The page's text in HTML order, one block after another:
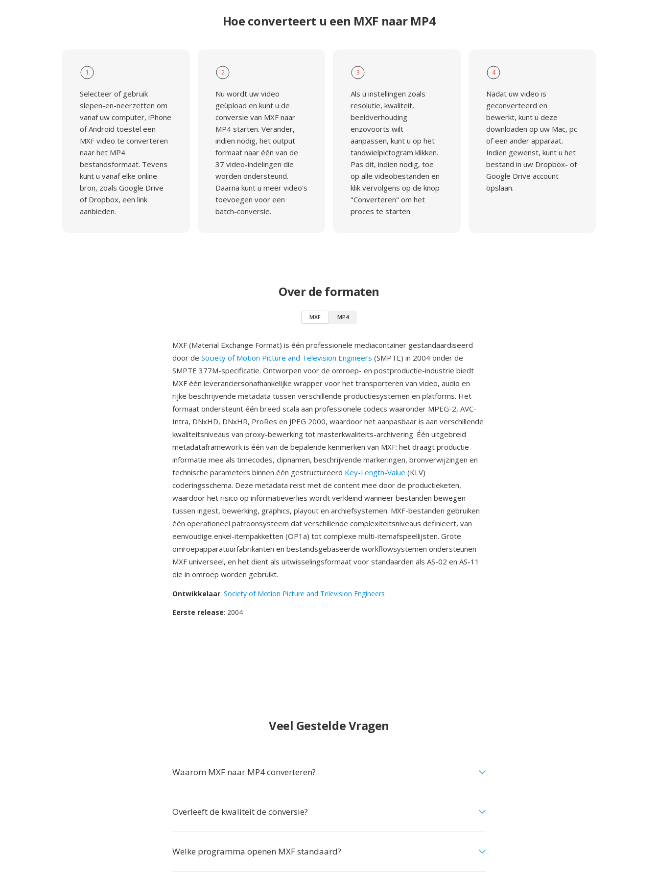
Hoe converteert u een MXF naar MP4
1
Selecteer of gebruik
slepen-en-neerzetten om
vanaf uw computer, iPhone
of Android toestel een
MXF video te converteren
naar het MP4
bestandsformaat. Tevens
kunt u vanaf elke online
bron, zoals Google Drive
of Dropbox, een link
aanbieden.
2
Nu wordt uw video
geüpload en kunt u de
conversie van MXF naar
MP4 starten. Verander,
indien nodig, het output
formaat naar één van de
37 video-indelingen die
worden ondersteund.
Daarna kunt u meer video's
toevoegen voor een
batch-conversie.
3
Als u instellingen zoals
resolutie, kwaliteit,
beeldverhouding
enzovoorts wilt
aanpassen, kunt u op het
tandwielpictogram klikken.
Pas dit, indien nodig, toe
op alle videobestanden en
klik vervolgens op de knop
"Converteren" om het
proces te starten.
4
Nadat uw video is
geconverteerd en
bewerkt, kunt u deze
downloaden op uw Mac, pc
of een ander apparaat.
Indien gewenst, kunt u het
bestand in uw Dropbox- of
Google Drive account
opslaan.
Over de formaten
MXF MP4
MXF (Material Exchange Format) is één professionele mediacontainer gestandaardiseerd
door de Society of Motion Picture and Television Engineers (SMPTE) in 2004 onder de
SMPTE 377M-specificatie. Ontworpen voor de omroep- en postproductie-industrie biedt
MXF één leveranciersonafhankelijke wrapper voor het transporteren van video, audio en
rijke beschrijvende metadata tussen verschillende productiesystemen en platforms. Het
formaat ondersteunt één breed scala aan professionele codecs waaronder MPEG-2, AVC-
Intra, DNxHD, DNxHR, ProRes en JPEG 2000, waardoor het aanpasbaar is aan verschillende
kwaliteitsniveaus van proxy-bewerking tot masterkwaliteits-archivering. Één uitgebreid
metadataframework is één van de bepalende kenmerken van MXF: het draagt productie-
informatie mee als timecodes, clipnamen, beschrijvende markeringen, bronverwijzingen en
technische parameters binnen één gestructureerd Key-Length-Value (KLV)
coderingsschema. Deze metadata reist met de content mee door de productieketen,
waardoor het risico op informatieverlies wordt verkleind wanneer bestanden bewegen
tussen ingest, bewerking, graphics, playout en archiefsystemen. MXF-bestanden gebruiken
één operationeel patroonsysteem dat verschillende complexiteitsniveaus definieert, van
eenvoudige enkel-itempakketten (OP1a) tot complexe multi-itemafspeellijsten. Grote
omroepapparatuurfabrikanten en bestandsgebaseerde workflowsystemen ondersteunen
MXF universeel, en het dient als uitwisselingsformaat voor standaarden als AS-02 en AS-11
die in omroep worden gebruikt.
Ontwikkelaar: Society of Motion Picture and Television Engineers
Eerste release: 2004
Veel Gestelde Vragen
Waarom MXF naar MP4 converteren?
Overleeft de kwaliteit de conversie?
Welke programma openen MXF standaard?